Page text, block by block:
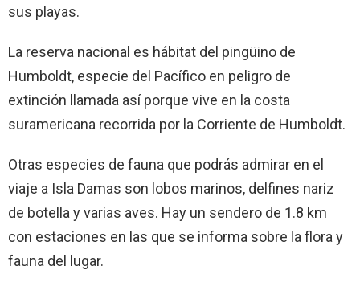
sus playas.
La reserva nacional es hábitat del pingüino de
Humboldt, especie del Pacífico en peligro de
extinción llamada así porque vive en la costa
suramericana recorrida por la Corriente de Humboldt.
Otras especies de fauna que podrás admirar en el
viaje a Isla Damas son lobos marinos, delfines nariz
de botella y varias aves. Hay un sendero de 1.8 km
con estaciones en las que se informa sobre la flora y
fauna del lugar.